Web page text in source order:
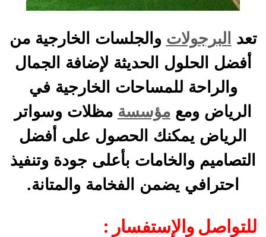
تعد البرجولات والجلسات الخارجية من
أفضل الحلول الحديثة لإضافة الجمال
والراحة للمساحات الخارجية في
الرياض ومع مؤسسة مظلات وسواتر
الرياض يمكنك الحصول على أفضل
التصاميم والخامات بأعلى جودة وتنفيذ
احترافي يضمن الفخامة والمتانة.
للتواصل والإستفسار :